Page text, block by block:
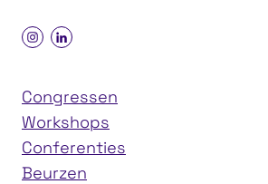
Congressen
Workshops
Conferenties
Beurzen